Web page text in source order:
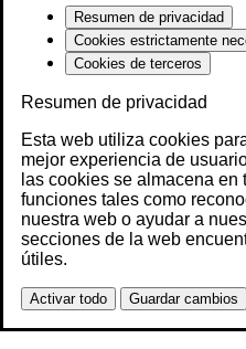
Resumen de privacidad
Cookies estrictamente
Cookies de terceros
Resumen de privacidad
Esta web utiliza cookies
mejor experiencia de
las cookies se almacena en
funciones tales como
nuestra web o ayudar a
secciones de la web
útiles.
Activar todo Guardar cambios